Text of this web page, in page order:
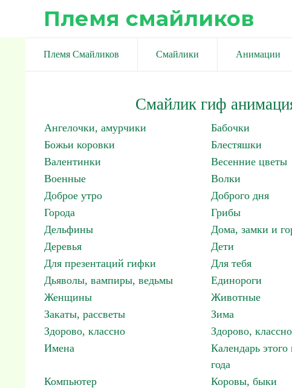
Племя смайликов
Племя Смайликов Смайлики Анимации
Смайлик гиф
Ангелочки, амурчики Бабочки
Божьи коровки
Блестяшки
Валентинки
Весенние цветы
Военные
Волки
Доброе утро
Доброго дня
Города
Грибы
Дельфины
Дома, замки и
Деревья
Дети
Для презентаций гифки
Для тебя
Дьяволы, вампиры, ведьмы
Единороги
Женщины
Животные
Закаты, рассветы
Зима
Здорово, классно
Здорово,
Имена
Календарь
года
Компьютер Коровы, быки